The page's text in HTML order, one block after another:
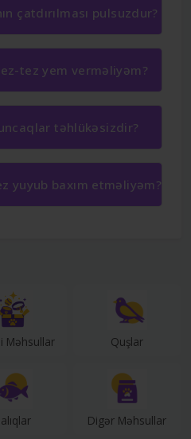
çatdırılması pulsuzdur?
tez yem verməliyəm?
təhlükəsizdir?
yuyub baxım etməliyəm?
Məhsullar Quşlar
Digər Məhsullar